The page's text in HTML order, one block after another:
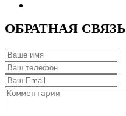
ОБРАТНАЯ СВЯЗЬ